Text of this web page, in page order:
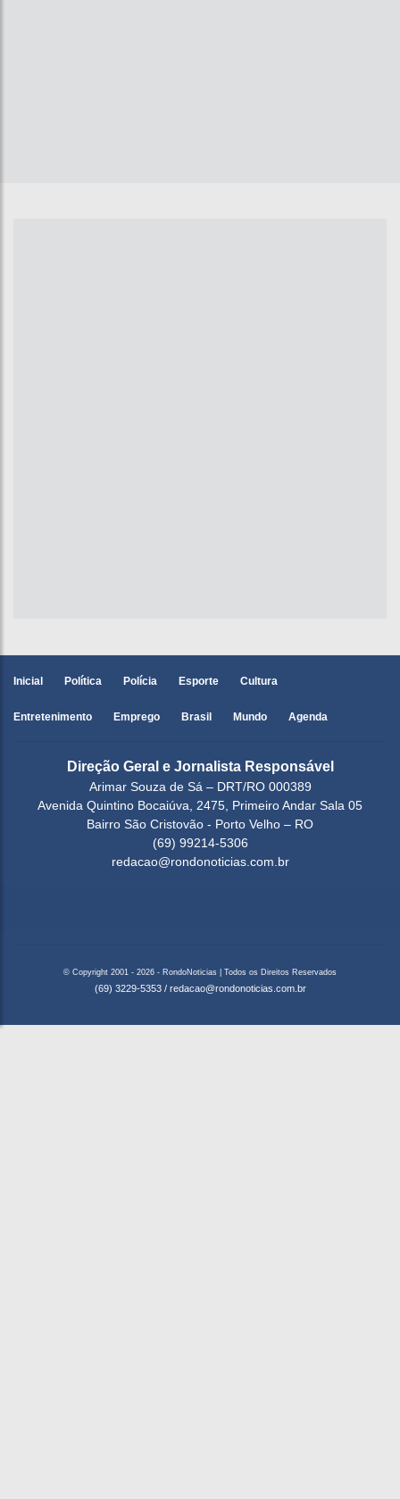
Inicial Política Polícia Esporte Cultura
Entretenimento Emprego Brasil Mundo Agenda
Direção Geral e Jornalista Responsável
Arimar Souza de Sá – DRT/RO 000389
Avenida Quintino Bocaiúva, 2475, Primeiro Andar Sala 05
Bairro São Cristovão - Porto Velho – RO
(69) 99214-5306
redacao@rondonoticias.com.br
© Copyright 2001 - 2026 - RondoNoticias | Todos os Direitos Reservados
(69) 3229-5353 / redacao@rondonoticias.com.br